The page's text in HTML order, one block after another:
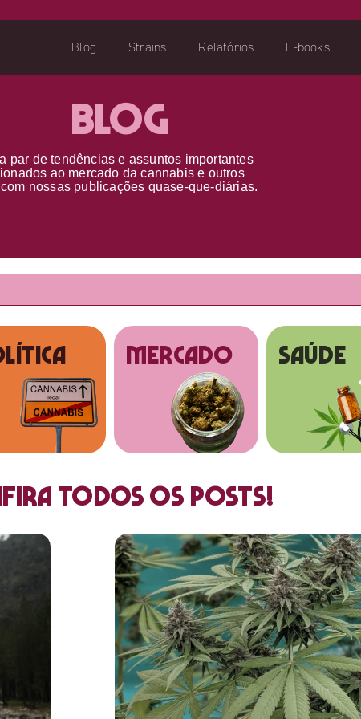
Blog Strains Relatórios E-books
Blog
par detendências e assuntos importantes
ao mercado da cannabis e outros
com nossas publicações quase-que-diárias.
MERCADO SAÚDE
todos os posts!